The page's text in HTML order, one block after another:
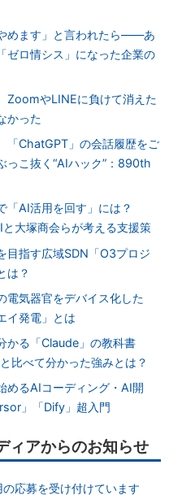
めます」と言われたら――あ
ゼロ情シス」になった企業の
ZoomやLINEに負けて消えた
かった
「ChatGPT」の会話履歴をご
っこ抜く“AIハック”：890th
「AI活用を回す」には？
大塚商会らが考える支援策
目指す広域SDN「O3プロジ
は？
電気器官をデバイス化した
イ発電」とは
かる「Claude」の教科書
比べて分かった強みとは？
めるAIコーディング・AI開
」「Dify」超入門
ィアからのお知らせ
応募を受け付けています